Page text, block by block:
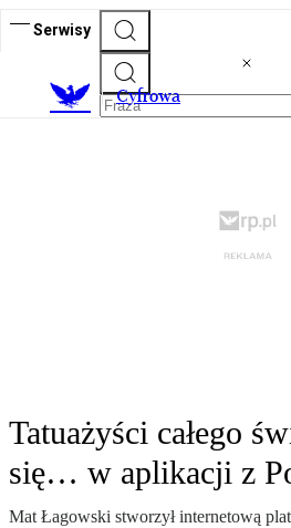
Serwisy
Cyfrowa
Tatuażyści całego
się… w aplikacji z
Mat Łagowski stworzył internetową